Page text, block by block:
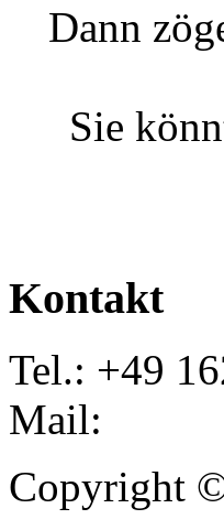
Dann
Sie
Kontakt
Tel.: +49
Mail:
Copyright